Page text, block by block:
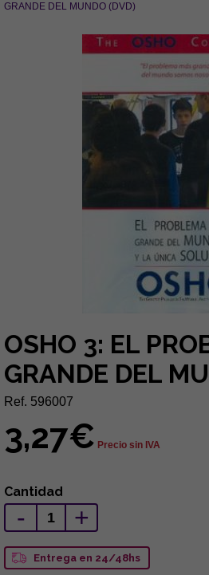
GRANDE DEL MUNDO (DVD)
OSHO 3: EL
GRANDE DEL
Ref. 596007
3,27€ Precio sin IVA
Cantidad
- +
Entrega en 24/48hs